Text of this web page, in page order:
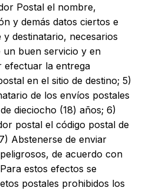
Postal el nombre,
y demás datos ciertos e
destinatario, necesarios
un buen servicio y en
efectuar la entrega
en el sitio de destino; 5)
de los envíos postales
dieciocho (18) años; 6)
postal el código postal de
Abstenerse de enviar
de acuerdo con
estos efectos se
postales prohibidos los